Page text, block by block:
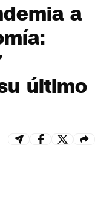
a
último